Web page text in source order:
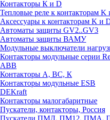
Контакторы К и D
Тепловые реле к контакторам K
Аксессуары к контакторам K и
Автоматы защиты GV2..GV3
Автоматы защиты ВАМУ
Модульные выключатели
Контакторы модульные серии
ABB
Контакторы А, ВС, К
Контакторы модульные ESB
DEKraft
Контакторы малогабаритные
Пускатели, контакторы, Россия
Пускатели ПМЛ, ПМ12, ПМА,